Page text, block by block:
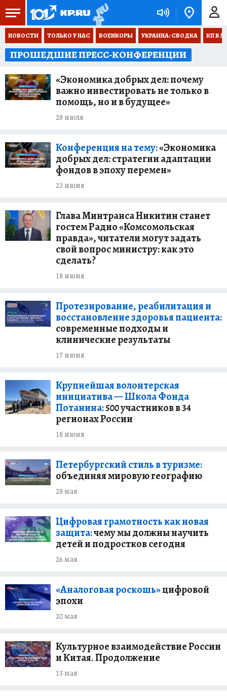
НОВОСТИ ТОЛЬКО У НАС ВОЕНКОРЫ УКРАИНА: СВОДКА КП В
ПРОШЕДШИЕ ПРЕСС-КОНФЕРЕНЦИИ
«Экономика добрых дел: почему
важно инвестировать не только в
помощь, но и в будущее»
28 июля
Конференция на тему:«Экономика
добрых дел: стратегии адаптации
фондов в эпоху перемен»
23 июня
Глава Минтранса Никитин станет
гостем Радио «Комсомольская
правда», читатели могут задать
свой вопрос министру: как это
сделать?
18 июня
Протезирование, реабилитация и
восстановление здоровья пациента:
современные подходы и
клинические результаты
17 июня
Крупнейшая волонтерская
инициатива — Школа Фонда
Потанина:500 участников в 34
регионах России
18 июня
Петербургский стиль в туризме:
объединяя мировую географию
28 мая
Цифровая грамотность как новая
защита:чему мы должны научить
детей и подростков сегодня
26 мая
«Аналоговая роскошь»цифровой
эпохи
20 мая
Культурное взаимодействие России
и Китая. Продолжение
13 мая